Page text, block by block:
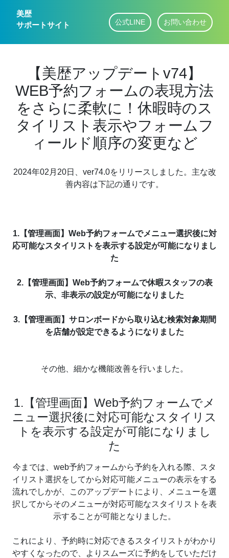
美歴
サポートサイト
公式LINE お問い合わせ
【美歴アップデートv74】
WEB予約フォームの表現方法
をさらに柔軟に！休暇時のス
タイリスト表示やフォームフ
ィールド順序の変更など
2024年02月20日、ver74.0をリリースしました。主な改
善内容は下記の通りです。
1.【管理画面】Web予約フォームでメニュー選択後に対
応可能なスタイリストを表示する設定が可能になりまし
た
2.【管理画面】Web予約フォームで休暇スタッフの表
示、非表示の設定が可能になりました
3.【管理画面】サロンボードから取り込む検索対象期間
を店舗が設定できるようになりました
その他、細かな機能改善を行いました。
1.【管理画面】Web予約フォームでメ
ニュー選択後に対応可能なスタイリス
トを表示する設定が可能になりまし
た
今までは、web予約フォームから予約を入れる際、スタ
イリスト選択をしてから対応可能メニューの表示をする
流れでしかが、このアップデートにより、メニューを選
択してからそのメニューが対応可能なスタイリストを表
示することが可能となりました。
これにより、予約時に対応できるスタイリストがわかり
やすくなったので、よりスムーズに予約をしていただけ